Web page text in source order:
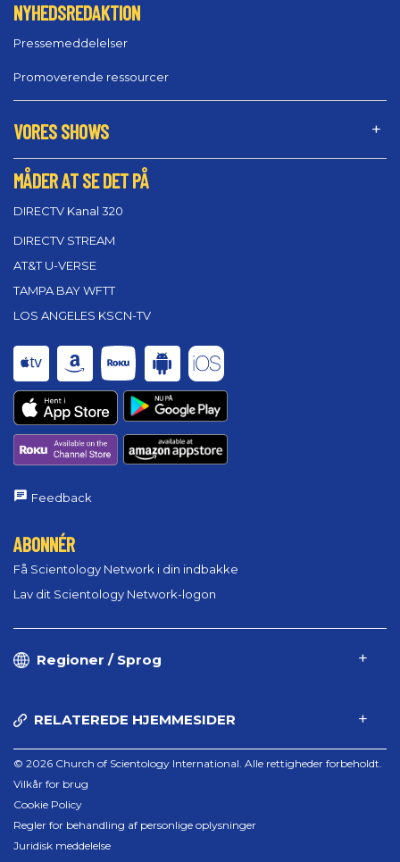
NYHEDSREDAKTION
Pressemeddelelser
Promoverende ressourcer
VORES SHOWS
MÅDER AT SE DET PÅ
DIRECTV Kanal 320
DIRECTV STREAM
AT&T U-VERSE
TAMPA BAY WFTT
LOS ANGELES KSCN-TV
Feedback
ABONNÉR
Få Scientology Network i din indbakke
Lav dit Scientology Network-logon
Regioner / Sprog
RELATEREDE HJEMMESIDER
© 2026 Church of Scientology International. Alle rettigheder forbeholdt.
Vilkår for brug
Cookie Policy
Regler for behandling af personlige oplysninger
Juridisk meddelelse